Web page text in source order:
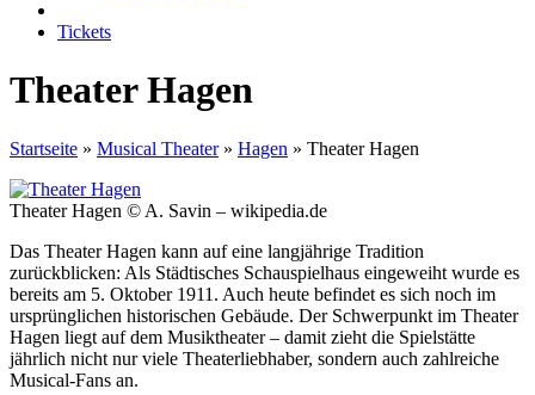
Tickets
Theater Hagen
Startseite » Musical Theater» Hagen » Theater Hagen
Theater Hagen © A. Savin – wikipedia.de
Das Theater Hagen kann auf eine langjährige Tradition
zurückblicken: Als Städtisches Schauspielhaus eingeweiht wurde es
bereits am 5. Oktober 1911. Auch heute befindet es sich noch im
ursprünglichen historischen Gebäude. Der Schwerpunkt im Theater
Hagen liegt auf dem Musiktheater – damit zieht die Spielstätte
jährlich nicht nur viele Theaterliebhaber, sondern auch zahlreiche
Musical-Fans an.